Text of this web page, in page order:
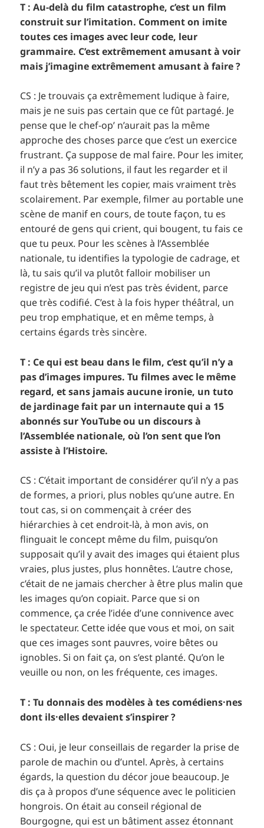
T : Au-delà du film catastrophe, c’est un film
construit sur l’imitation. Comment on imite
toutes ces images avec leur code, leur
grammaire. C’est extrêmement amusant à voir
mais j’imagine extrêmement amusant à faire ?
CS : Je trouvais ça extrêmement ludique à faire,
mais je ne suis pas certain que ce fût partagé. Je
pense que le chef-op’ n’aurait pas la même
approche des choses parce que c’est un exercice
frustrant. Ça suppose de mal faire. Pour les imiter,
il n’y a pas 36 solutions, il faut les regarder et il
faut très bêtement les copier, mais vraiment très
scolairement. Par exemple, filmer au portable une
scène de manif en cours, de toute façon, tu es
entouré de gens qui crient, qui bougent, tu fais ce
que tu peux. Pour les scènes à l’Assemblée
nationale, tu identifies la typologie de cadrage, et
là, tu sais qu’il va plutôt falloir mobiliser un
registre de jeu qui n’est pas très évident, parce
que très codifié. C’est à la fois hyper théâtral, un
peu trop emphatique, et en même temps, à
certains égards très sincère.
T : Ce qui est beau dans le film, c’est qu’il n’y a
pas d’images impures. Tu filmes avec le même
regard, et sans jamais aucune ironie, un tuto
de jardinage fait par un internaute qui a 15
abonnés sur YouTube ou un discours à
l’Assemblée nationale, où l’on sent que l’on
assiste à l’Histoire.
CS : C’était important de considérer qu’il n’y a pas
de formes, a priori, plus nobles qu’une autre. En
tout cas, si on commençait à créer des
hiérarchies à cet endroit-là, à mon avis, on
flinguait le concept même du film, puisqu’on
supposait qu’il y avait des images qui étaient plus
vraies, plus justes, plus honnêtes. L’autre chose,
c’était de ne jamais chercher à être plus malin que
les images qu’on copiait. Parce que si on
commence, ça crée l’idée d’une connivence avec
le spectateur. Cette idée que vous et moi, on sait
que ces images sont pauvres, voire bêtes ou
ignobles. Si on fait ça, on s’est planté. Qu’on le
veuille ou non, on les fréquente, ces images.
T : Tu donnais des modèles à tes comédiens·nes
dont ils·elles devaient s’inspirer ?
CS : Oui, je leur conseillais de regarder la prise de
parole de machin ou d’untel. Après, à certains
égards, la question du décor joue beaucoup. Je
dis ça à propos d’une séquence avec le politicien
hongrois. On était au conseil régional de
Bourgogne, qui est un bâtiment assez étonnant